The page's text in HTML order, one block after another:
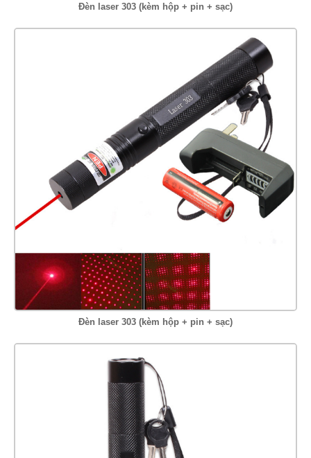
Đèn laser 303 (kèm hộp + pin + sạc)
Đèn laser 303 (kèm hộp + pin + sạc)